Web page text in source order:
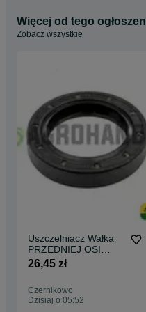
Więcej od tego
Zobacz wszystkie
Uszczelniacz Wałka
PRZEDNIEJ OSI
40X60X11 FENDT
26,45 zł
Czernikowo
Dzisiaj o 05:52